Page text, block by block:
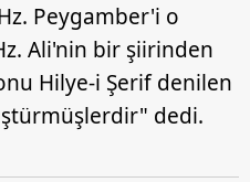
okumak ve sitemizde
çerezlerle ilgili bilgi
Peygamber'i o
Ali'nin bir şiirinden
Hilye-i Şerif denilen
dedi.